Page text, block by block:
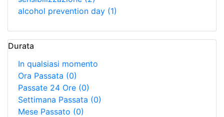
alcohol prevention day (1)
Durata
In qualsiasi momento
Ora Passata (0)
Passate 24 Ore (0)
Settimana Passata (0)
Mese Passato (0)